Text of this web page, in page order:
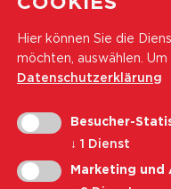
Hier können Sie die
möchten, auswählen. Um
Datenschutzerklärung
Besucher-
↓ 1 Dienst
Marketing und